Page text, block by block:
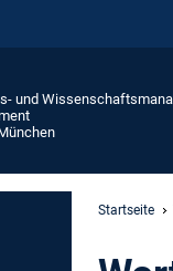
und
Startseite